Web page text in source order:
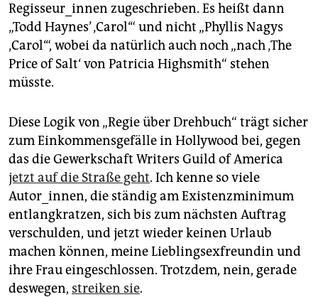
Regisseur_innen zugeschrieben. Es heißt dann
„Todd Haynes’ ‚Carol‘“ und nicht „Phyllis Nagys
‚Carol‘“, wobei da natürlich auch noch „nach ‚The
Price of Salt‘ von Patricia Highsmith“ stehen
müsste.
Diese Logik von „Regie über Drehbuch“ trägt sicher
zum Einkommensgefälle in Hollywood bei, gegen
das die Gewerkschaft Writers Guild of America
jetzt auf die Straße geht. Ich kenne so viele
Autor_innen, die ständig am Existenzminimum
entlangkratzen, sich bis zum nächsten Auftrag
verschulden, und jetzt wieder keinen Urlaub
machen können, meine Lieblingsexfreundin und
ihre Frau eingeschlossen. Trotzdem, nein, gerade
deswegen, streiken sie.